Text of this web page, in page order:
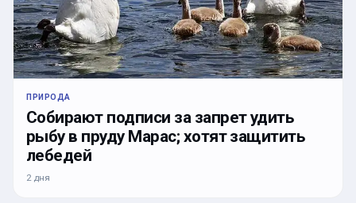
ПРИРОДА
Собирают подписи за запрет удить
рыбу в пруду Марас; хотят защитить
лебедей
2 дня